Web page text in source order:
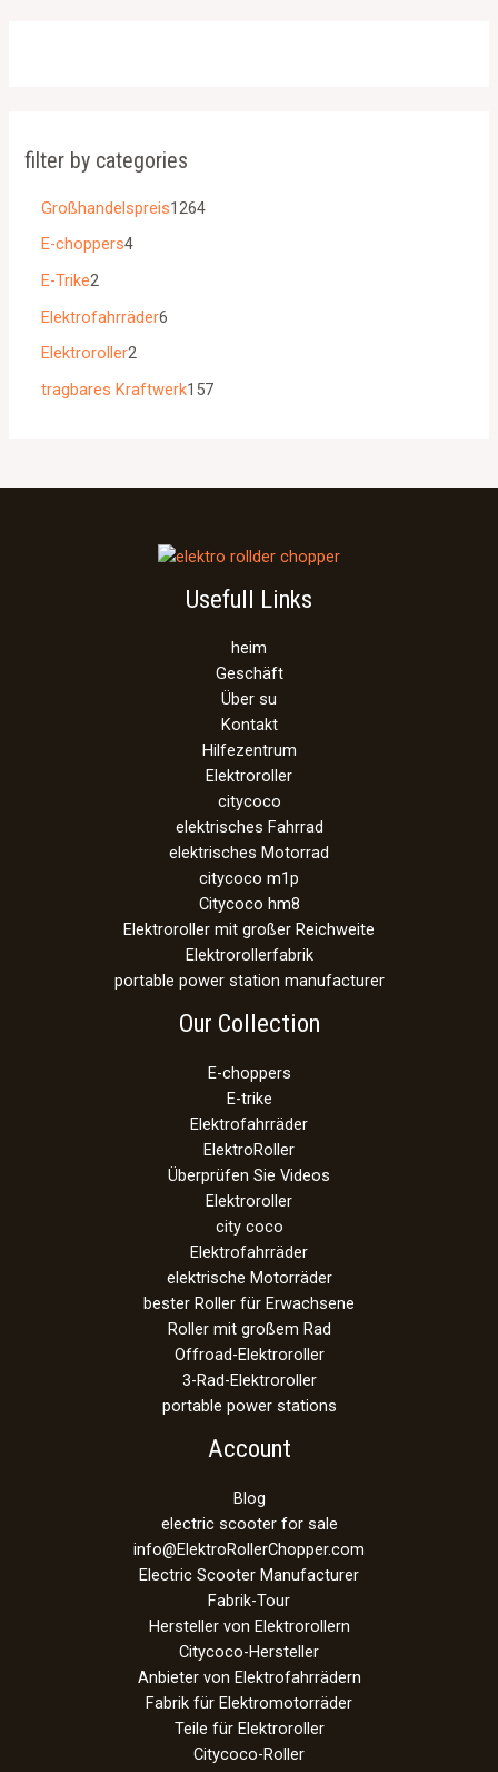
filter by categories
Großhandelspreis1264
E-choppers4
E-Trike2
Elektrofahrräder6
Elektroroller2
tragbares Kraftwerk157
Usefull Links
heim
Geschäft
Über su
Kontakt
Hilfezentrum
Elektroroller
citycoco
elektrisches Fahrrad
elektrisches Motorrad
citycoco m1p
Citycoco hm8
Elektroroller mit großer Reichweite
Elektrorollerfabrik
portable power station manufacturer
Our Collection
E-choppers
E-trike
Elektrofahrräder
ElektroRoller
Überprüfen Sie Videos
Elektroroller
city coco
Elektrofahrräder
elektrische Motorräder
bester Roller für Erwachsene
Roller mit großem Rad
Offroad-Elektroroller
3-Rad-Elektroroller
portable power stations
Account
Blog
electric scooter for sale
info@ElektroRollerChopper.com
Electric Scooter Manufacturer
Fabrik-Tour
Hersteller von Elektrorollern
Citycoco-Hersteller
Anbieter von Elektrofahrrädern
Fabrik für Elektromotorräder
Teile für Elektroroller
Citycoco-Roller